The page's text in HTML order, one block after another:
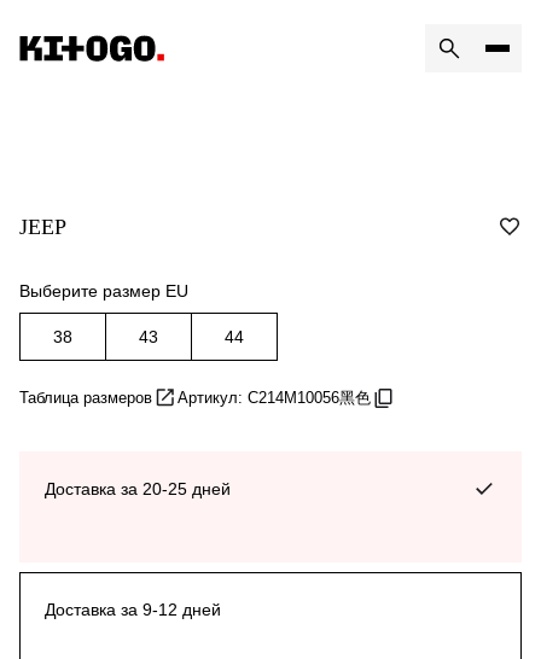
JEEP
Выберите размер EU
38 43 44
Таблица размеров Артикул: C214M10056黑色
Доставка за 20-25 дней
Доставка за 9-12 дней